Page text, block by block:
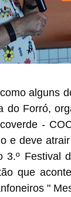
alguns
do Forró,
-
e deve
3.º Festival
que
"